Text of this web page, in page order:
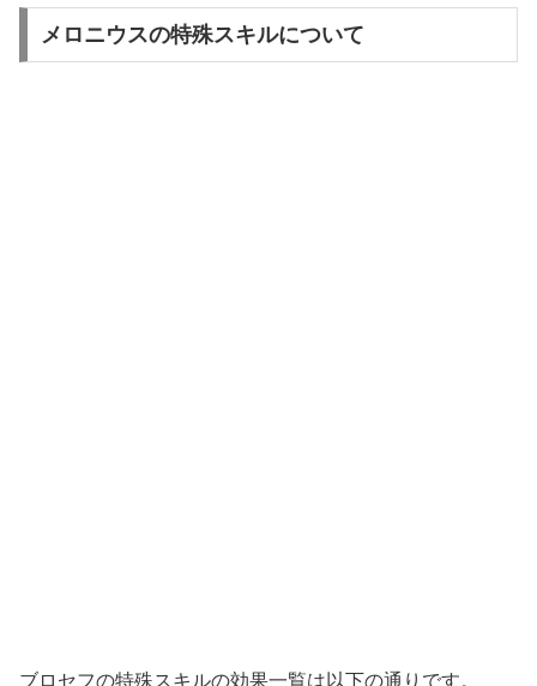
メロニウスの特殊スキルについて
ブロセフの特殊スキルの効果一覧は以下の通りです。